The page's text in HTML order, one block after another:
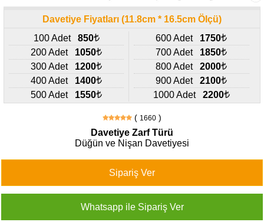
Davetiye Fiyatları (11.8cm * 16.5cm Ölçü)
100 Adet
850
200 Adet
1050
300 Adet
1200
400 Adet
1400
500 Adet
1550
600 Adet
1750
700 Adet
1850
800 Adet
2000
900 Adet
2100
1000 Adet
2200
( 1660 )
Davetiye Zarf Türü
Düğün ve Nişan Davetiyesi